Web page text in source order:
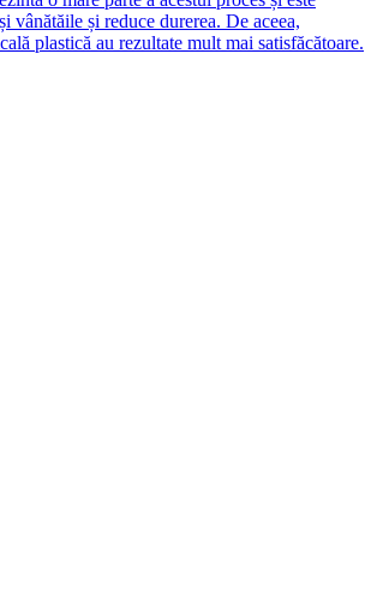
vânătăile și reduce durerea. De aceea,
plastică au rezultate mult mai satisfăcătoare.